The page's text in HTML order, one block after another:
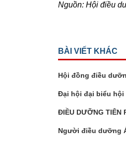
Nguồn: Hội điều
BÀI VIẾT KHÁC
Hội đồng điều
Đại hội đại biểu hội
ĐIỀU DƯỠNG TIÊN
Người điều dưỡng